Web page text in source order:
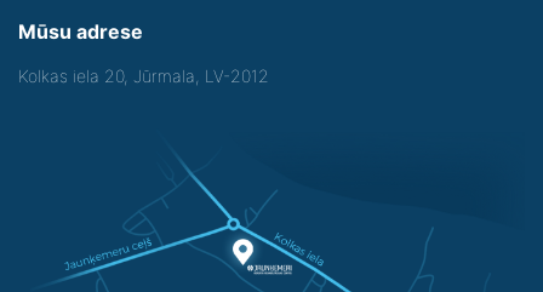
Mūsu adrese
Kolkas iela 20, Jūrmala, LV-2012